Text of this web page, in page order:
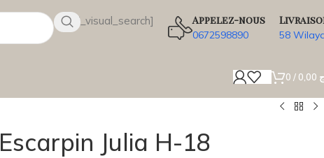
[wsbi_visual_search] Appelez-nous
0672598890 58
0 /
Escarpin Julia H-18